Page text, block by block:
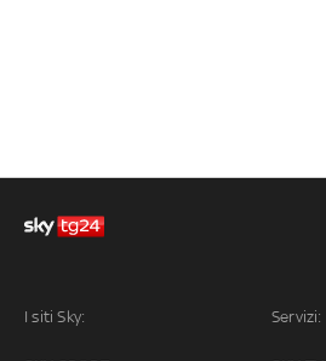
I siti Sky: Servizi: